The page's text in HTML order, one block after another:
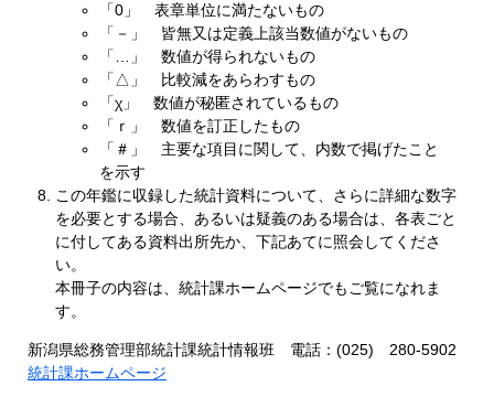
「0」 表章単位に満たないもの
「－」 皆無又は定義上該当数値がないもの
「…」 数値が得られないもの
「△」 比較減をあらわすもの
「χ」 数値が秘匿されているもの
「ｒ」 数値を訂正したもの
「＃」 主要な項目に関して、内数で掲げたこと
を示す
この年鑑に収録した統計資料について、さらに詳細な数字
を必要とする場合、あるいは疑義のある場合は、各表ごと
に付してある資料出所先か、下記あてに照会してくださ
い。
本冊子の内容は、統計課ホームページでもご覧になれま
す。
新潟県総務管理部統計課統計情報班 電話：(025) 280-5902
統計課ホームページ